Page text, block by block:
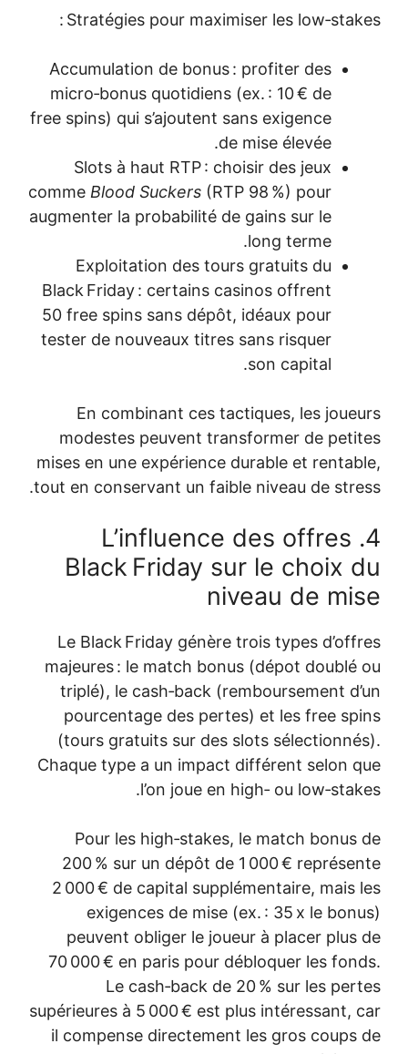
Stratégies pour maximiser les low‑stakes :
Accumulation de bonus : profiter des
micro‑bonus quotidiens (ex. : 10 € de
free spins) qui s’ajoutent sans exigence
de mise élevée.
Slots à haut RTP : choisir des jeux
comme Blood Suckers (RTP 98 %) pour
augmenter la probabilité de gains sur le
long terme.
Exploitation des tours gratuits du
Black Friday : certains casinos offrent
50 free spins sans dépôt, idéaux pour
tester de nouveaux titres sans risquer
son capital.
En combinant ces tactiques, les joueurs
modestes peuvent transformer de petites
mises en une expérience durable et rentable,
tout en conservant un faible niveau de stress.
4. L’influence des offres
Black Friday sur le choix du
niveau de mise
Le Black Friday génère trois types d’offres
majeures : le match bonus (dépot doublé ou
triplé), le cash‑back (remboursement d’un
pourcentage des pertes) et les free spins
(tours gratuits sur des slots sélectionnés).
Chaque type a un impact différent selon que
l’on joue en high‑ ou low‑stakes.
Pour les high‑stakes, le match bonus de
200 % sur un dépôt de 1 000 € représente
2 000 € de capital supplémentaire, mais les
exigences de mise (ex. : 35 x le bonus)
peuvent obliger le joueur à placer plus de
70 000 € en paris pour débloquer les fonds.
Le cash‑back de 20 % sur les pertes
supérieures à 5 000 € est plus intéressant, car
il compense directement les gros coups de